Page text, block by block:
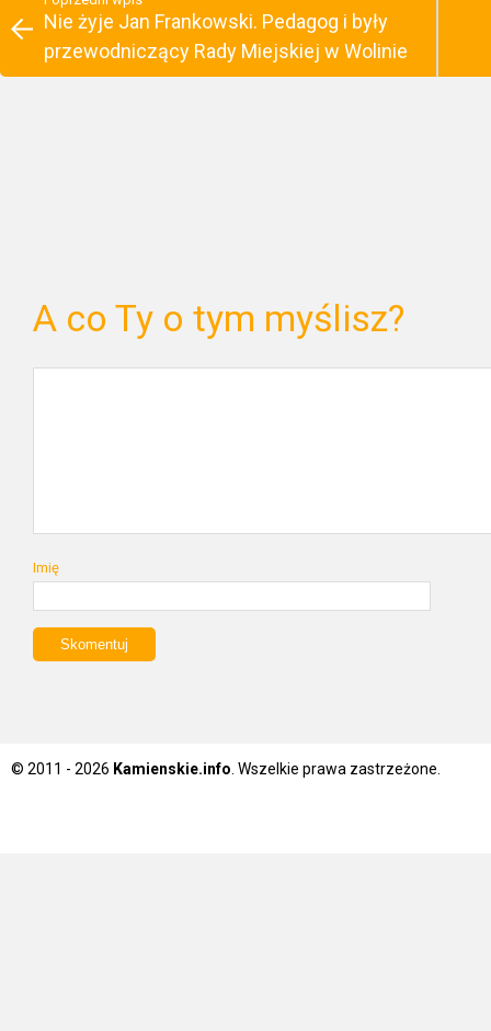
Nie żyje Jan Frankowski. Pedagog i były
przewodniczący Rady Miejskiej w Wolinie
A co Ty o tym myślisz?
Imię
© 2011 - 2026 Kamienskie.info . Wszelkie prawa zastrzeżone.